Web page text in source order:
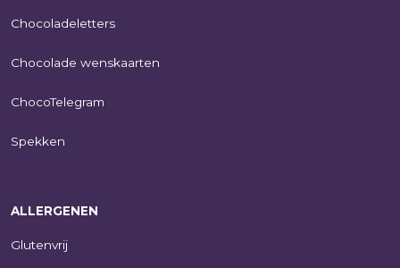
Chocoladeletters
Chocolade wenskaarten
ChocoTelegram
Spekken
ALLERGENEN
Glutenvrij